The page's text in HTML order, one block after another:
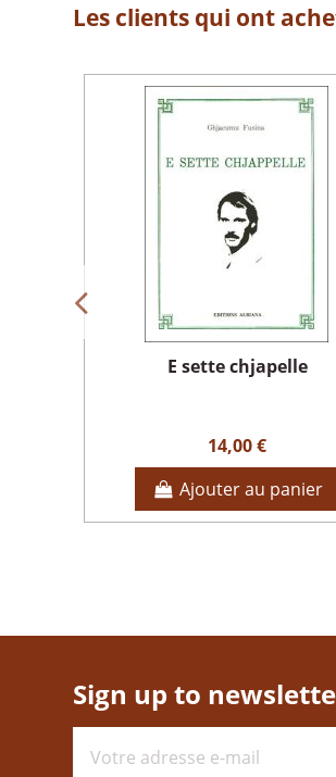
Les clients qui ont
E sette chjapelle
14,00 €
Ajouter au panier
Sign up to